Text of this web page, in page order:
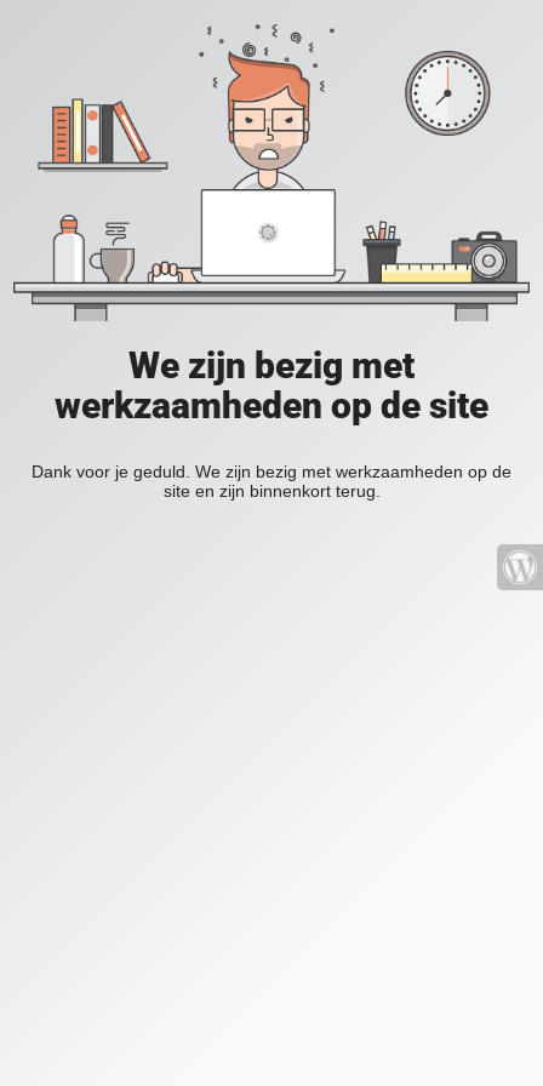
We zijn bezig met
werkzaamheden op de site
Dank voor je geduld. We zijn bezig met werkzaamheden op de
site en zijn binnenkort terug.